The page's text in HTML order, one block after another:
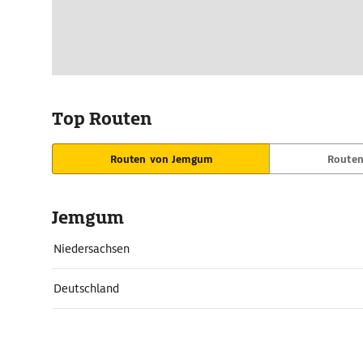
Top Routen
Routen von Jemgum
Jemgum
Niedersachsen
Deutschland